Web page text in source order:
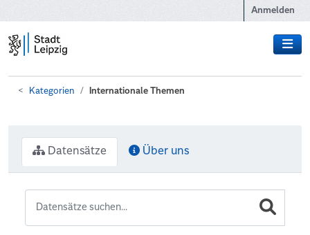
Anmelden
Kategorien Internationale Themen
Datensätze Über uns